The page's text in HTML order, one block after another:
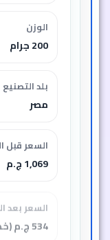
الوزن
200 جرام
بلد التصنيع
مصر
السعر قبل
1,069 ج.م
السعر بعد
534 ج.م (خصم 50%)